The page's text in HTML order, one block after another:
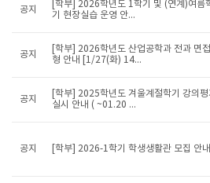
공지
[학부] 2026학년도 1학기 및 (연계)여름
기 현장실습 운영 안...
공지
[학부] 2026학년도 산업공학과 전과 면
형 안내 [1/27(화) 14...
공지
[학부] 2025학년도 겨울계절학기 강의평
실시 안내 ( ~01.20 ...
공지 [학부] 2026-1학기 학생생활관 모집 안내